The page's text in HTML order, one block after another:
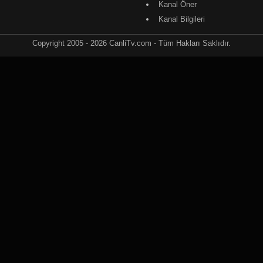
Kanal Öner
Kanal Bilgileri
Copyright 2005 - 2026 CanliTv.com - Tüm Hakları Saklıdır.